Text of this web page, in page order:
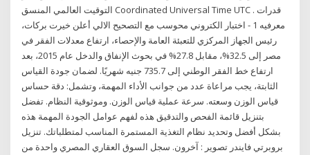
التوقيت العالمي المنسق Coordinated Universal Time UTC . قدرات
معرفيه 1 - اختبار الكتروني محوسب مع التصحيح الالي أعلن خيرت بركات،
رئيس الجهاز المركزي للتعبئة العامة والإحصاء، ارتفاع معدلات الفقر في
مصر إلى 32.5%، مقابل 27.8% في بحوث الإنفاق والدخل عام 2015، بعد
ارتفاع خط الفقر الوطني إلى 735.7 جنيه شهريًا. لضمان جودة القياس
الثابتة، يجب مراعاة عدد من جوانب الأداء المهمة، وتشمل: دقة حساس
قياس الوزن وسعته. سرعة عملية قياس الوزن. وموثوقية النظام. تفضل
بتنزيل قائمة الفحص والتدقيق هذه لفهم عوامل الجودة المهمة هذه
بشكل أفضل وتحديد نظام التغذية المستمرة المناسب لمتطلباتك. تنزيل
بروبرتي فايندر تصوير : آخرون. سجل السوق العقاري المصري واحدة من